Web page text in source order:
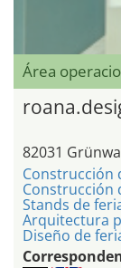
Área
82031
Construcción
Construcción
Stands de
Arquitectura
Diseño de